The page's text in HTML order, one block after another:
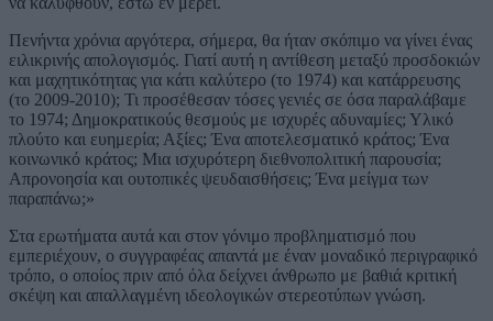
Πενήντα χρόνια αργότερα, σήμερα, θα ήταν σκόπιμο να γίνει ένας
ειλικρινής απολογισμός. Γιατί αυτή η αντίθεση μεταξύ προσδοκιών
και μαχητικότητας για κάτι καλύτερο (το 1974) και κατάρρευσης
(το 2009-2010); Τι προσέθεσαν τόσες γενιές σε όσα παραλάβαμε
το 1974; Δημοκρατικούς θεσμούς με ισχυρές αδυναμίες; Υλικό
πλούτο και ευημερία; Αξίες; Ένα αποτελεσματικό κράτος; Ένα
κοινωνικό κράτος; Μια ισχυρότερη διεθνοπολιτική παρουσία;
Απρονοησία και ουτοπικές ψευδαισθήσεις; Ένα μείγμα των
παραπάνω;»
Στα ερωτήματα αυτά και στον γόνιμο προβληματισμό που
εμπεριέχουν, ο συγγραφέας απαντά με έναν μοναδικό περιγραφικό
τρόπο, ο οποίος πριν από όλα δείχνει άνθρωπο με βαθιά κριτική
σκέψη και απαλλαγμένη ιδεολογικών στερεοτύπων γνώση.